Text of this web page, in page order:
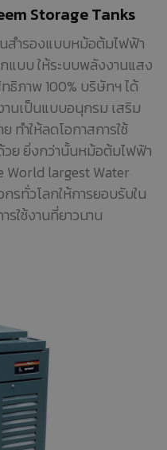
Storage Tanks
สำรองแบบหม้อต้มไฟฟ้า
แบบ ให้ระบบพลังงานแสง
ธิภาพ 100% บริษัทฯ ได้
นเป็นแบบอนุกรม เสริม
ทำให้ลดโอกาสการใช้
วย ยิ่งกว่านั้นหม้อต้มไฟฟ้า
World largest Water
รทั่วโลกให้การยอบรับใน
ใช้งานที่ยาวนาน